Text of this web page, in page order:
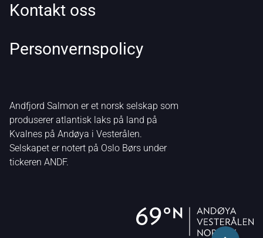
Kontakt oss
Personvernspolicy
Andfjord Salmon er et norsk selskap som
produserer atlantisk laks på land på
Kvalnes på Andøya i Vesterålen.
Selskapet er notert på Oslo Børs under
tickeren ANDF.